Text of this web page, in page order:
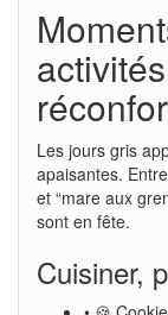
Les jours gris
apaisantes.
et “mare aux
sont en fête.
Cuisiner,